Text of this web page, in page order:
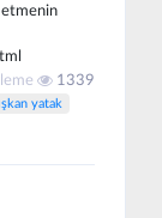
etmenin
1339
yatak